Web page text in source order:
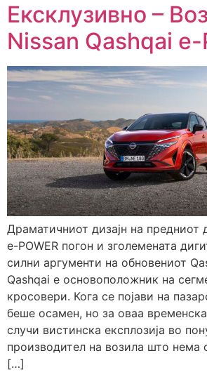
Ексклузивно –
Nissan Qashqai e-
Драматичниот дизајн на предниот
e-POWER погон и зголемената
силни аргументи на обновениот
Qashqai е основоположник на
кросовери. Кога се појави на
беше осамен, но за оваа
случи вистинска експлозија во
производител на возила што нема
[…]